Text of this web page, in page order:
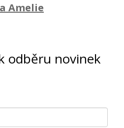
Amelie
odběru novinek